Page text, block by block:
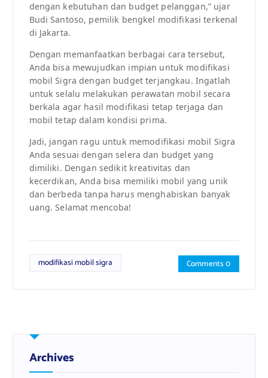
dengan kebutuhan dan budget pelanggan,” ujar
Budi Santoso, pemilik bengkel modifikasi terkenal
di Jakarta.
Dengan memanfaatkan berbagai cara tersebut,
Anda bisa mewujudkan impian untuk modifikasi
mobil Sigra dengan budget terjangkau. Ingatlah
untuk selalu melakukan perawatan mobil secara
berkala agar hasil modifikasi tetap terjaga dan
mobil tetap dalam kondisi prima.
Jadi, jangan ragu untuk memodifikasi mobil Sigra
Anda sesuai dengan selera dan budget yang
dimiliki. Dengan sedikit kreativitas dan
kecerdikan, Anda bisa memiliki mobil yang unik
dan berbeda tanpa harus menghabiskan banyak
uang. Selamat mencoba!
modifikasi mobil sigra Comments 0
Archives